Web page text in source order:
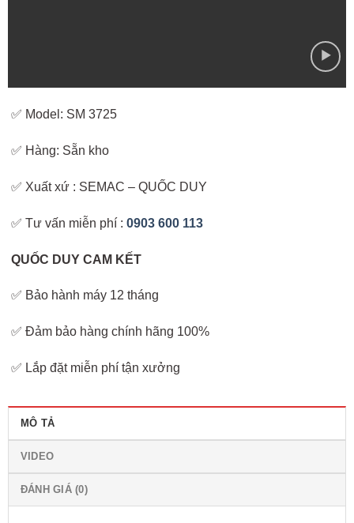
✅ Model: SM 3725
✅ Hàng: Sẵn kho
✅ Xuất xứ : SEMAC – QUỐC DUY
✅ Tư vấn miễn phí :0903 600 113
QUỐC DUY CAM KẾT
✅ Bảo hành máy 12 tháng
✅ Đảm bảo hàng chính hãng 100%
✅ Lắp đặt miễn phí tận xưởng
MÔ TẢ
VIDEO
ĐÁNH GIÁ (0)